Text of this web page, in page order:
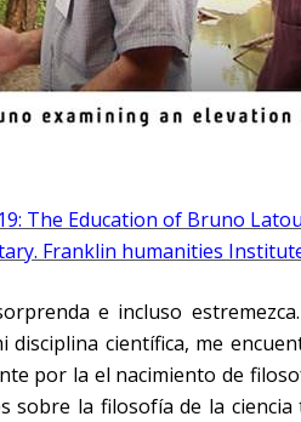
The Education of Bruno
Franklin humanities
e incluso
disciplina científica, me
por la el nacimiento de
sobre la filosofía de la